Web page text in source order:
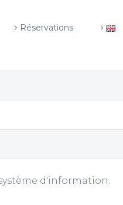
Réservations
d'information.